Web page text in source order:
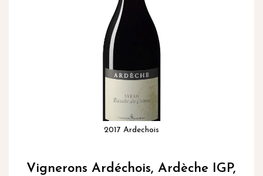
2017 Ardechois
het
Vignerons Ardéchois, Ardèche IGP,